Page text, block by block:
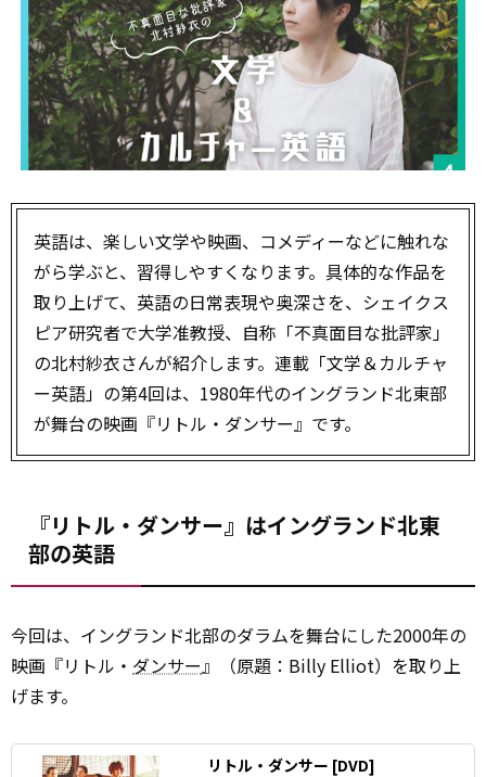
英語は、楽しい文学や映画、コメディーなどに触れな
がら学ぶと、習得しやすくなります。具体的な作品を
取り上げて、英語の日常表現や奥深さを、シェイクス
ピア研究者で大学准教授、自称「不真面目な批評家」
の北村紗衣さんが紹介します。連載「文学＆カルチャ
ー英語」の第4回は、1980年代のイングランド北東部
が舞台の映画『リトル・ダンサー』です。
『リトル・ダンサー』はイングランド北東
部の英語
今回は、イングランド北部のダラムを舞台にした2000年の
映画『リトル・ ダンサー』（原題：Billy Elliot）を取り上
げます。
リトル・ダンサー [DVD]